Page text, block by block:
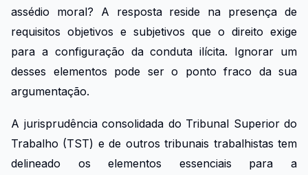
assédio moral? A resposta reside na presença de
requisitos objetivos e subjetivos que o direito exige
para a configuração da conduta ilícita. Ignorar um
desses elementos pode ser o ponto fraco da sua
argumentação.
A jurisprudência consolidada do Tribunal Superior do
Trabalho (TST) e de outros tribunais trabalhistas tem
delineado os elementos essenciais para a